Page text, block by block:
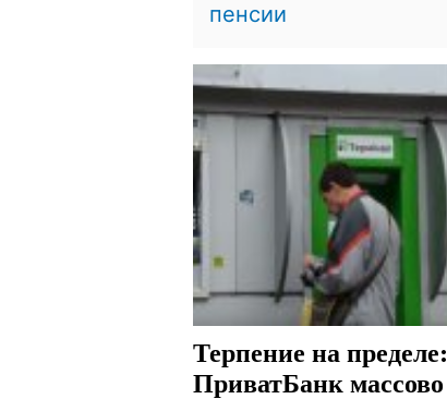
пенсии
Терпение на пределе:
ПриватБанк массово